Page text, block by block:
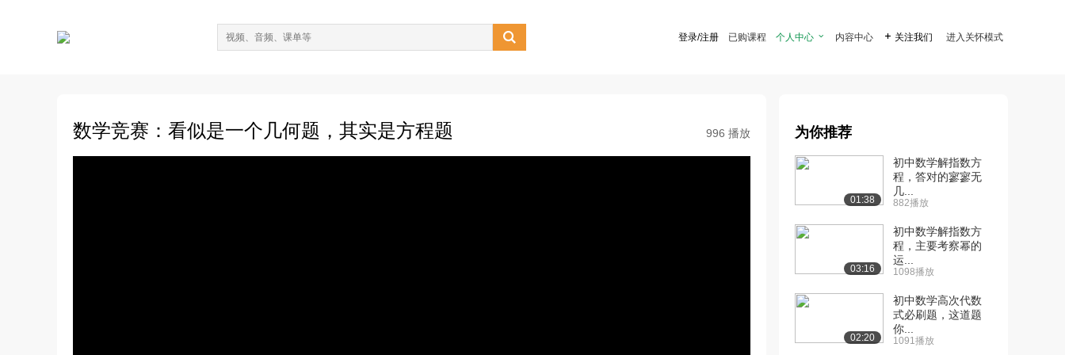
 登录/注册 已购课程 个人中心  内容中心  关注我们 进入关怀模式
数学竞赛：看似是一个几何题，其实是方程题 996 播放 为你推荐
01:38
初中数学解指数方
程，答对的寥寥无
几...
882播放
03:16
初中数学解指数方
程，主要考察幂的
运...
1098播放
02:20
初中数学高次代数
式必刷题，这道题
你...
1091播放